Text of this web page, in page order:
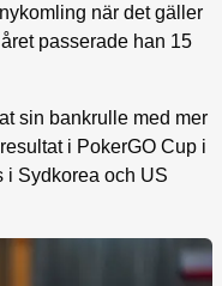
när det gäller
passerade han 15
sin bankrulle med mer
i PokerGO Cup i
i Sydkorea och US